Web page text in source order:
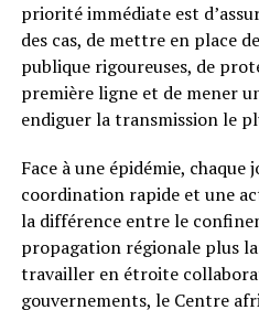
priorité immédiate est
des cas, de mettre en place
publique rigoureuses, de
première ligne et de mener
endiguer la transmission le
Face à une épidémie, chaque
coordination rapide et une
la différence entre le
propagation régionale plus
travailler en étroite
gouvernements, le Centre